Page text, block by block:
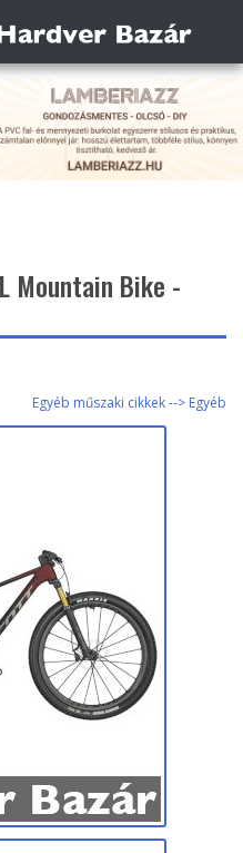
Mountain Bike -
Egyéb műszaki cikkek --> Egyéb